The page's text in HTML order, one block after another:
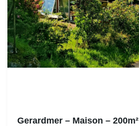
Gerardmer – Maison – 200m²